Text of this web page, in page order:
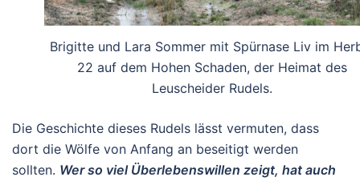
Brigitte und Lara Sommer mit Spürnase Liv im
22 auf dem Hohen Schaden, der Heimat des
Leuscheider Rudels.
Die Geschichte dieses Rudels lässt vermuten, dass
dort die Wölfe von Anfang an beseitigt werden
sollten. Wer so viel Überlebenswillen zeigt, hat auch